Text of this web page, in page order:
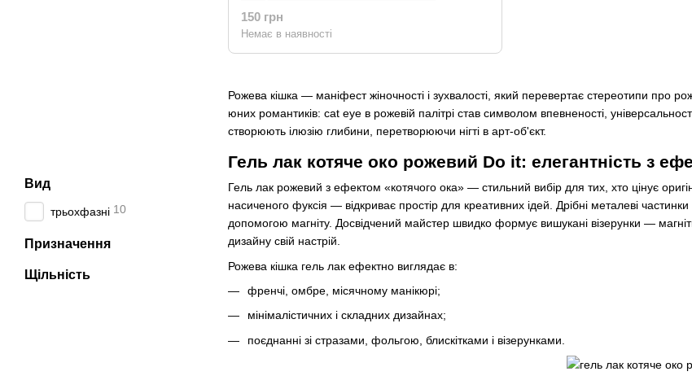
Рожева кішка — маніфест жіночності і зухвалості, який перевертає стереотипи про
юних романтиків: cat eye в рожевій палітрі став символом впевненості,
створюють ілюзію глибини, перетворюючи нігті в арт-об'єкт.
Гель лак котяче око рожевий Do it: елегантність з
Гель лак рожевий з ефектом «котячого ока» — стильний вибір для тих, хто цінує
насиченого фуксія — відкриває простір для креативних ідей. Дрібні металеві
допомогою магніту. Досвідчений майстер швидко формує вишукані візерунки —
дизайну свій настрій.
Рожева кішка гель лак ефектно виглядає в:
френчі, омбре, місячному манікюрі;
мінімалістичних і складних дизайнах;
поєднанні зі стразами, фольгою, блискітками і візерунками.
150 грн
Немає в наявності
Вид
трьохфазні 10
Призначення
Щільність